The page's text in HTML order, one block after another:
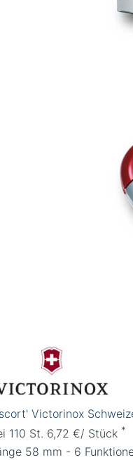
Victorinox
110 St. 6,72 €/ Stück *
58 mm - 6